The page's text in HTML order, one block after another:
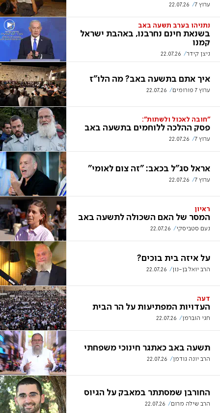
ערוץ 7 22.07.26
נתניהו בערב תשעה באב
בשנאת חינם נחרבנו, באהבת ישראל
קמנו
ניצן קידר 22.07.26
איך אתם בתשעה באב? מה הלו"ז
ערוץ 7 פורומים 22.07.26
"חובה לאכול ולשתות":
פסק ההלכה ללוחמים בתשעה באב
ערוץ 7 22.07.26
אראל סג"ל בכאב: "זה צום לאומי"
ערוץ 7 22.07.26
ראיון
המסר של האם השכולה לתשעה באב
נעם סטביסקי 22.07.26
על איזה בית בוכים?
הרב יואל בן-נון 22.07.26
דעה
העדויות המפתיעות על הר הבית
חגי הוברמן 22.07.26
תשעה באב כאתגר חינוכי משפחתי
הרב יונה גודמן 22.07.26
החורבן שמסתתר במאבק על הגיוס
הרב שילה מרום 22.07.26